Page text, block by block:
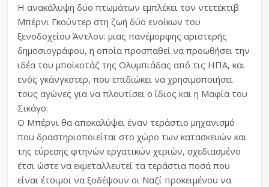
Η ανακάλυψη δύο πτωμάτων εμπλέκει τον ντετέκτιβ
Μπέρνι Γκούντερ στη ζωή δύο ενοίκων του
ξενοδοχείου Άντλον: μιας πανέμορφης αριστερής
δημοσιογράφου, η οποία προσπαθεί να προωθήσει την
ιδέα του μποϊκοτάζ της Ολυμπιάδας από τις ΗΠΑ, και
ενός γκάνγκστερ, που επιδιώκει να χρησιμοποιήσει
τους αγώνες για να πλουτίσει ο ίδιος και η Μαφία του
Σικάγο.
Ο Μπέρνι θα αποκαλύψει έναν τεράστιο μηχανισμό
που δραστηριοποιείται στο χώρο των κατασκευών και
της εύρεσης φτηνών εργατικών χεριών, σχεδιασμένο
έτσι ώστε να εκμεταλλευτεί τα τεράστια ποσά που
είναι έτοιμοι να ξοδέψουν οι Ναζί προκειμένου να